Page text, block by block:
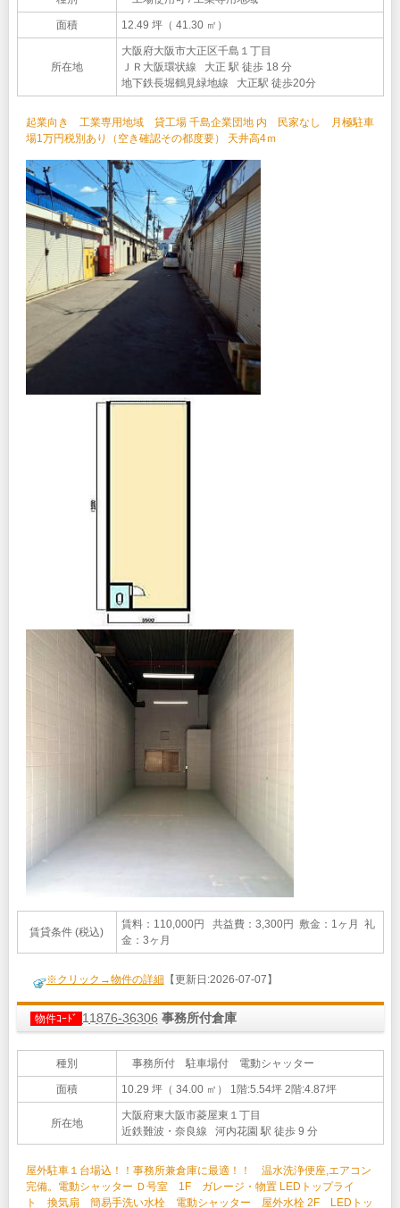
面積 12.49 坪（ 41.30 ㎡）
所在地
大阪府大阪市大正区千島１丁目
ＪＲ大阪環状線 大正 駅 徒歩 18 分
地下鉄長堀鶴見緑地線 大正駅 徒歩20分
起業向き 工業専用地域 貸工場 千島企業団地 内 民家なし 月極駐車
場1万円税別あり（空き確認その都度要） 天井高4ｍ
賃貸条件 (税込)
賃料：110,000円 共益費：3,300円 敷金：1ヶ月 礼
金：3ヶ月
※クリック→物件の詳細 【更新日:2026-07-07】
物件ｺｰﾄﾞ 11876-36306 事務所付倉庫
種別 事務所付 駐車場付 電動シャッター
面積 10.29 坪（ 34.00 ㎡） 1階:5.54坪 2階:4.87坪
所在地
大阪府東大阪市菱屋東１丁目
近鉄難波・奈良線 河内花園 駅 徒歩 9 分
屋外駐車１台場込！！事務所兼倉庫に最適！！ 温水洗浄便座,エアコン
完備。電動シャッター Ｄ号室 1F ガレージ・物置 LEDトップライ
ト 換気扇 簡易手洗い水栓 電動シャッター 屋外水栓 2F LEDトッ